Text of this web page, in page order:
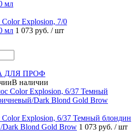
Color Explosion, 7/0
мл 1 073 руб. / шт
ДЛЯ ПРОФ
В наличии
Color Explosion, 6/37 Темный блондин
Dark Blond Gold Brow 1 073 руб. / шт